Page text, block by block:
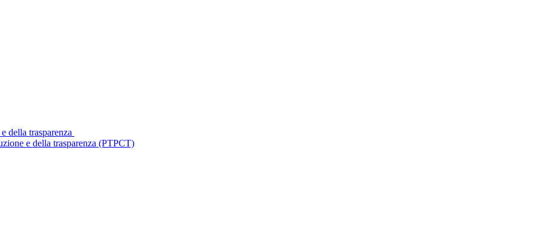
della trasparenza
e della trasparenza (PTPCT)